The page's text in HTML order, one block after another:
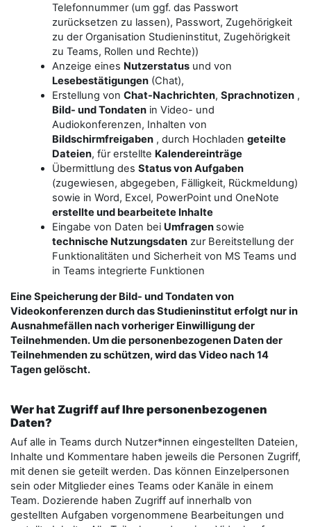
Telefonnummer (um ggf. das Passwort
zurücksetzen zu lassen), Passwort, Zugehörigkeit
zu der Organisation Studieninstitut, Zugehörigkeit
zu Teams, Rollen und Rechte))
Anzeige eines Nutzerstatus und von
Lesebestätigungen (Chat),
Erstellung von Chat-Nachrichten, Sprachnotizen ,
Bild- und Tondaten in Video- und
Audiokonferenzen, Inhalten von
Bildschirmfreigaben , durch Hochladen geteilte
Dateien, für erstellte Kalendereinträge
Übermittlung des Status von Aufgaben
(zugewiesen, abgegeben, Fälligkeit, Rückmeldung)
sowie in Word, Excel, PowerPoint und OneNote
erstellte und bearbeitete Inhalte
Eingabe von Daten bei Umfragen sowie
technische Nutzungsdaten zur Bereitstellung der
Funktionalitäten und Sicherheit von MS Teams und
in Teams integrierte Funktionen
Eine Speicherung der Bild- und Tondaten von
Videokonferenzen durch das Studieninstitut erfolgt nur in
Ausnahmefällen nach vorheriger Einwilligung der
Teilnehmenden. Um die personenbezogenen Daten der
Teilnehmenden zu schützen, wird das Video nach 14
Tagen gelöscht.
Wer hat Zugriff auf Ihre personenbezogenen
Daten?
Auf alle in Teams durch Nutzer*innen eingestellten Dateien,
Inhalte und Kommentare haben jeweils die Personen Zugriff,
mit denen sie geteilt werden. Das können Einzelpersonen
sein oder Mitglieder eines Teams oder Kanäle in einem
Team. Dozierende haben Zugriff auf innerhalb von
gestellten Aufgaben vorgenommene Bearbeitungen und